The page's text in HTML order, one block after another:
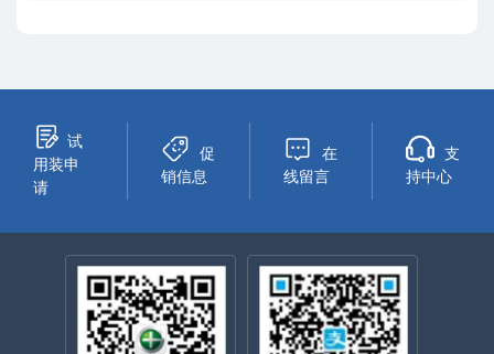
试
用装申
请
促
销信息
在
线留言
支
持中心